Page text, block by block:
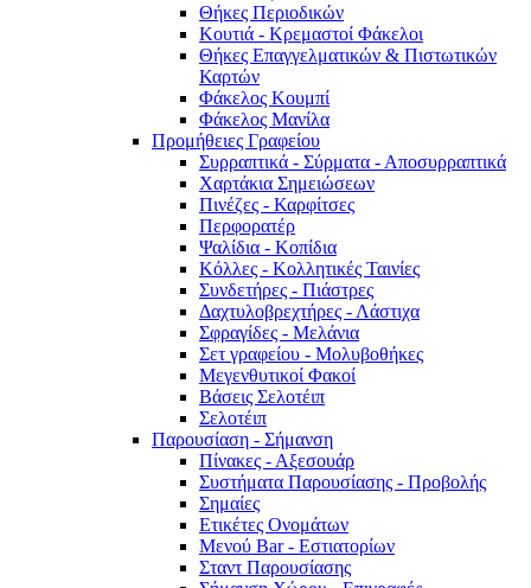
Θήκες Περιοδικών
Κουτιά - Κρεμαστοί Φάκελοι
Θήκες Επαγγελματικών & Πιστωτικών
Καρτών
Φάκελος Κουμπί
Φάκελος Μανίλα
Προμήθειες Γραφείου
Συρραπτικά - Σύρματα - Αποσυρραπτικά
Χαρτάκια Σημειώσεων
Πινέζες - Καρφίτσες
Περφορατέρ
Ψαλίδια - Κοπίδια
Κόλλες - Κολλητικές Ταινίες
Συνδετήρες - Πιάστρες
Δαχτυλοβρεχτήρες - Λάστιχα
Σφραγίδες - Μελάνια
Σετ γραφείου - Μολυβοθήκες
Μεγενθυτικοί Φακοί
Βάσεις Σελοτέιπ
Σελοτέιπ
Παρουσίαση - Σήμανση
Πίνακες - Αξεσουάρ
Συστήματα Παρουσίασης - Προβολής
Σημαίες
Ετικέτες Ονομάτων
Μενού Bar - Εστιατορίων
Σταντ Παρουσίασης